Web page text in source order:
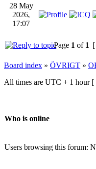
28 May
2026,
17:07
Page 1 of 1
Board index » ÖVRIGT »
All times are UTC + 1 hour [
Who is online
Users browsing this forum: